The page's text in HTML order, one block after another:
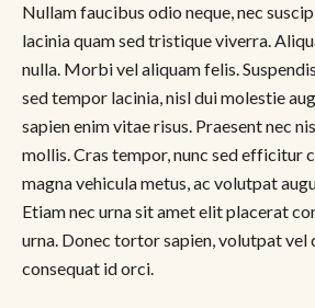
Nullam faucibus odio neque, nec
lacinia quam sed tristique viverra.
nulla. Morbi vel aliquam felis.
sed tempor lacinia, nisl dui molestie
sapien enim vitae risus. Praesent nec
mollis. Cras tempor, nunc sed efficitur
magna vehicula metus, ac volutpat
Etiam nec urna sit amet elit placerat
urna. Donec tortor sapien, volutpat vel
consequat id orci.